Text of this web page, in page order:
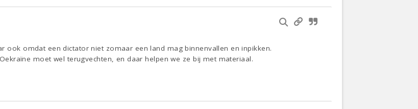
ook omdat een dictator niet zomaar een land mag binnenvallen en inpikken.
moet wel terugvechten, en daar helpen we ze bij met materiaal.